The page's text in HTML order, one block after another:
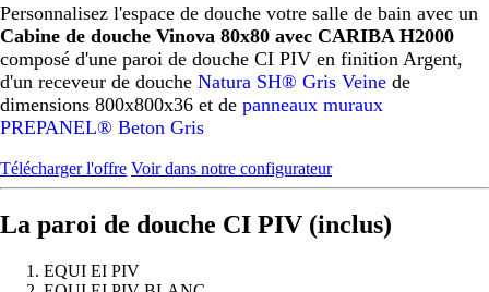
Personnalisez l'espace de douche votre salle de bain avec un
Cabine de douche Vinova 80x80 avec CARIBA H2000
composé d'une paroi de douche CI PIV en finition Argent,
d'un receveur de douche Natura SH® Gris Veine de
dimensions 800x800x36 et de panneaux muraux
PREPANEL® Beton Gris
Télécharger l'offre Voir dans notre configurateur
La paroi de douche CI PIV (inclus)
EQUI EI PIV